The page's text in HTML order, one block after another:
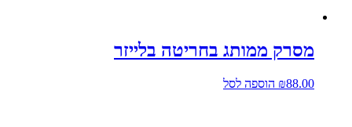
מסרק ממותג בחריטה בלייזר
₪88.00 הוספה לסל